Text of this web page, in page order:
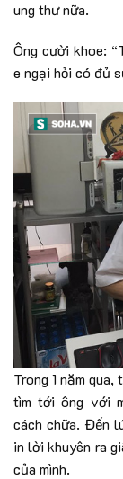
ung thư nữa.
Ông cười khoe:
e ngại hỏi có đủ
Trong 1 năm
tìm tới ông với
cách chữa. Đến
in lời khuyên ra
của mình.